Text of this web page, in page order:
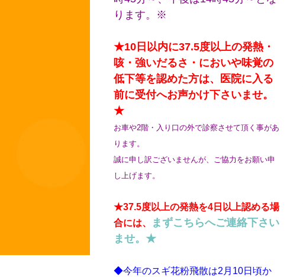
ります。※
★10日以内に37.5度以上の発熱・
咳・強いだるさ・においや味覚の
低下等を認めた方は、医院に入る
前に受付へお声かけ下さいませ。
★
お車や2階・入り口の外で診察させて頂く事があ
ります。
誠に申し訳ございませんが、ご協力をお願い申
し上げます。
★37.5度以上の発熱を4日以上認める場
合には、
まずこちらへご連絡下さい
ませ。★
◆今年のスギ花粉飛散は2月10日頃か